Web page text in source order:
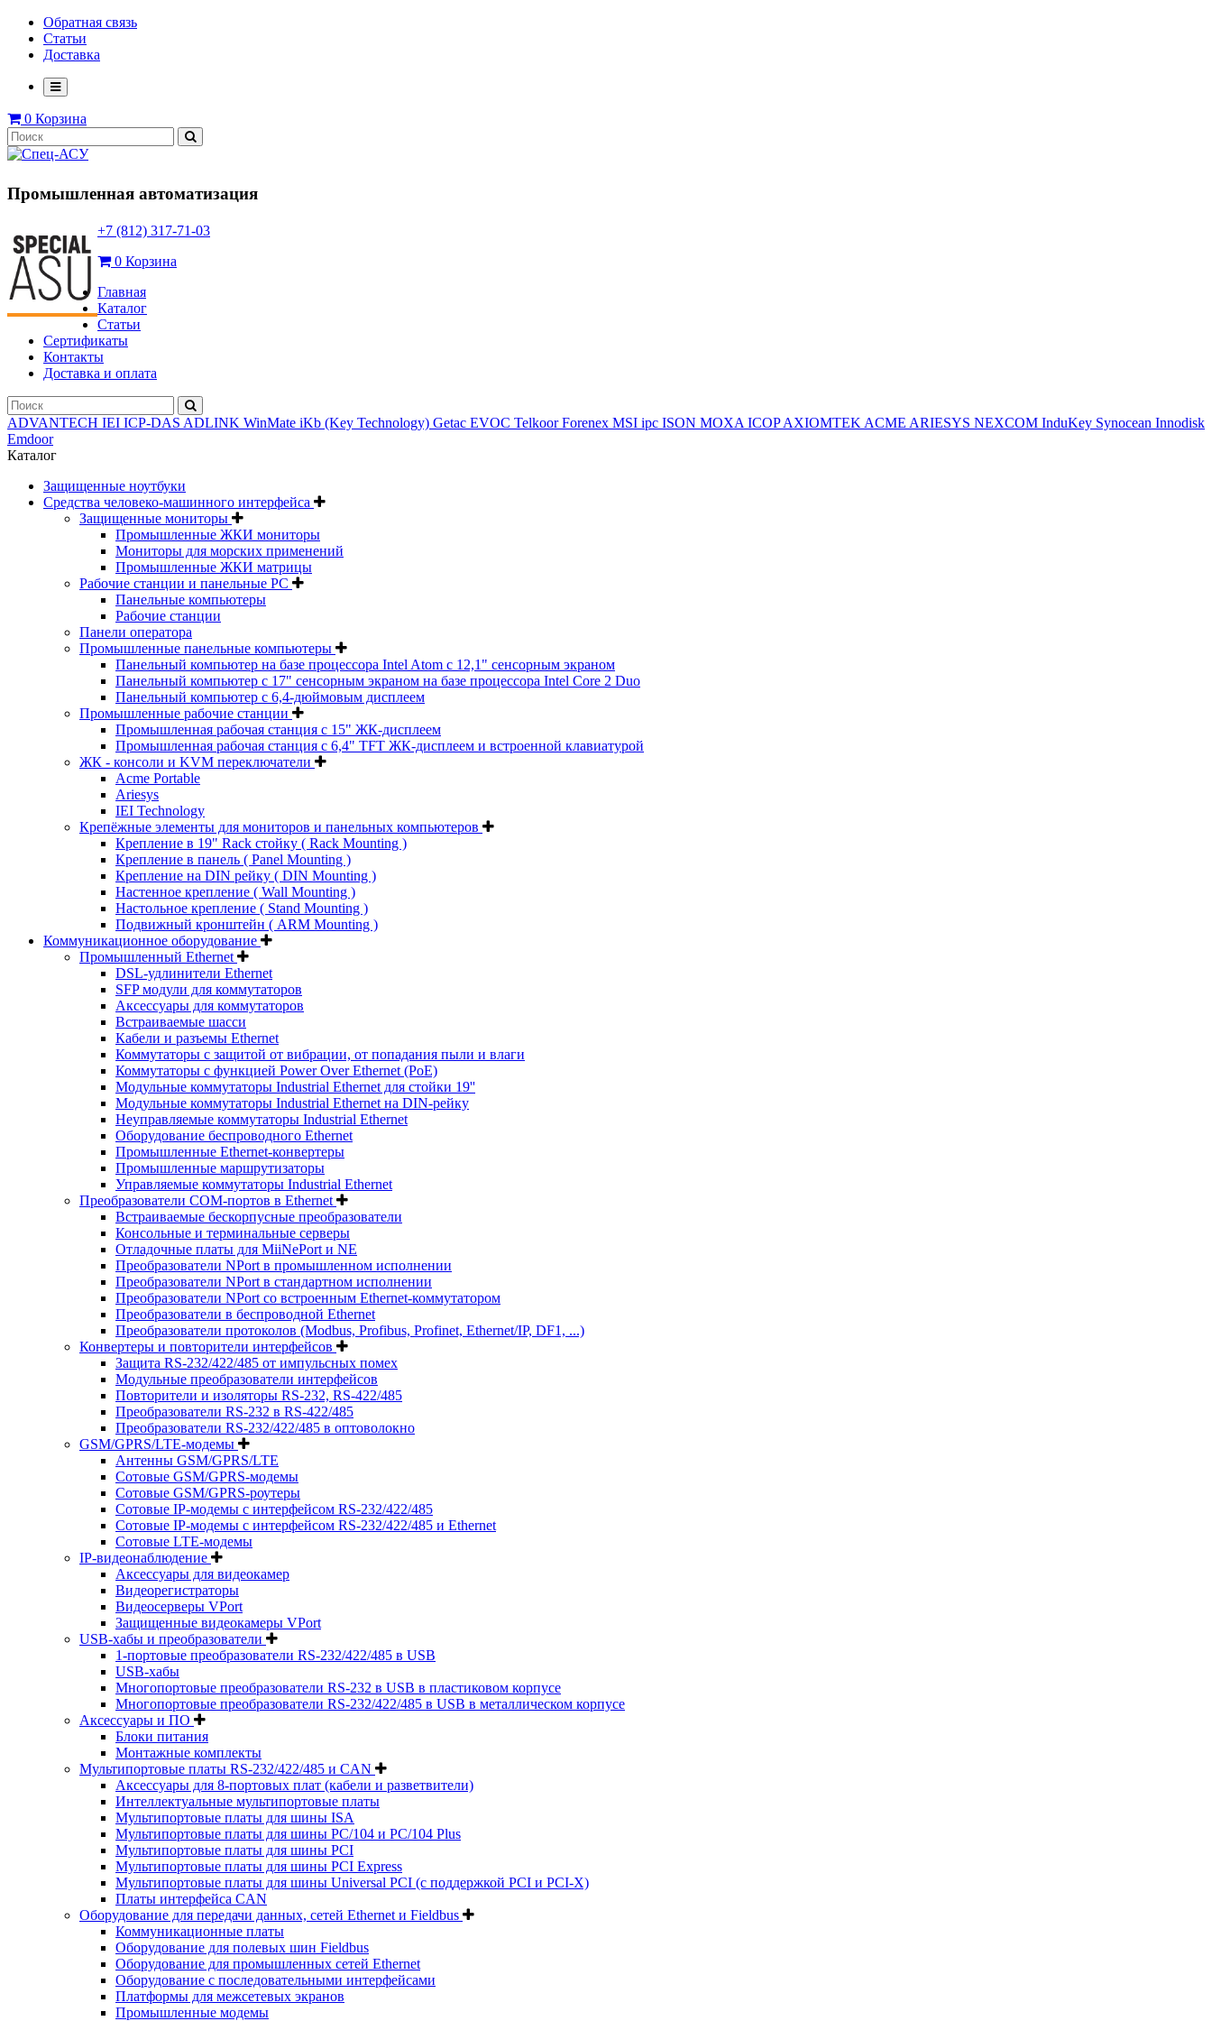
Обратная связь
Статьи
Доставка
0 Корзина
Промышленная автоматизация
+7 (812) 317-71-03
0 Корзина
Главная
Каталог
Статьи
Сертификаты
Контакты
Доставка и оплата
ADVANTECH IEI ICP-DAS ADLINK WinMate iKb (Key Technology) Getac EVOC TelkoorForenex MSI ipc ISON MOXA ICOPAXIOMTEK ACME ARIESYS NEXCOM InduKey Synocean Innodisk
Emdoor
Каталог
Защищенные ноутбуки
Средства человеко-машинного интерфейса
Защищенные мониторы
Промышленные ЖКИ мониторы
Мониторы для морских применений
Промышленные ЖКИ матрицы
Рабочие станции и панельные РС
Панельные компьютеры
Рабочие станции
Панели оператора
Промышленные панельные компьютеры
Панельный компьютер на базе процессора Intel Atom с 12,1" сенсорным экраном
Панельный компьютер с 17" сенсорным экраном на базе процессора Intel Core 2 Duo
Панельный компьютер с 6,4-дюймовым дисплеем
Промышленные рабочие станции
Промышленная рабочая станция с 15" ЖК-дисплеем
Промышленная рабочая станция с 6,4" TFT ЖК-дисплеем и встроенной клавиатурой
ЖК - консоли и KVM переключатели
Acme Portable
Ariesys
IEI Technology
Крепёжные элементы для мониторов и панельных компьютеров
Крепление в 19" Rack стойку ( Rack Mounting )
Крепление в панель ( Panel Mounting )
Крепление на DIN рейку ( DIN Mounting )
Настенное крепление ( Wall Mounting )
Настольное крепление ( Stand Mounting )
Подвижный кронштейн ( ARM Mounting )
Коммуникационное оборудование
Промышленный Ethernet
DSL-удлинители Ethernet
SFP модули для коммутаторов
Аксессуары для коммутаторов
Встраиваемые шасси
Кабели и разъемы Ethernet
Коммутаторы с защитой от вибрации, от попадания пыли и влаги
Коммутаторы с функцией Power Over Ethernet (PoE)
Модульные коммутаторы Industrial Ethernet для стойки 19''
Модульные коммутаторы Industrial Ethernet на DIN-рейку
Неуправляемые коммутаторы Industrial Ethernet
Оборудование беспроводного Ethernet
Промышленные Ethernet-конвертеры
Промышленные маршрутизаторы
Управляемые коммутаторы Industrial Ethernet
Преобразователи COM-портов в Ethernet
Встраиваемые бескорпусные преобразователи
Консольные и терминальные серверы
Отладочные платы для MiiNePort и NE
Преобразователи NPort в промышленном исполнении
Преобразователи NPort в стандартном исполнении
Преобразователи NPort со встроенным Ethernet-коммутатором
Преобразователи в беспроводной Ethernet
Преобразователи протоколов (Modbus, Profibus, Profinet, Ethernet/IP, DF1, ...)
Конвертеры и повторители интерфейсов
Защита RS-232/422/485 от импульсных помех
Модульные преобразователи интерфейсов
Повторители и изоляторы RS-232, RS-422/485
Преобразователи RS-232 в RS-422/485
Преобразователи RS-232/422/485 в оптоволокно
GSM/GPRS/LTE-модемы
Антенны GSM/GPRS/LTE
Сотовые GSM/GPRS-модемы
Сотовые GSM/GPRS-роутеры
Сотовые IP-модемы с интерфейсом RS-232/422/485
Сотовые IP-модемы с интерфейсом RS-232/422/485 и Ethernet
Сотовые LTE-модемы
IP-видеонаблюдение
Аксессуары для видеокамер
Видеорегистраторы
Видеосерверы VPort
Защищенные видеокамеры VPort
USB-хабы и преобразователи
1-портовые преобразователи RS-232/422/485 в USB
USB-хабы
Многопортовые преобразователи RS-232 в USB в пластиковом корпусе
Многопортовые преобразователи RS-232/422/485 в USB в металлическом корпусе
Аксессуары и ПО
Блоки питания
Монтажные комплекты
Мультипортовые платы RS-232/422/485 и CAN
Аксессуары для 8-портовых плат (кабели и разветвители)
Интеллектуальные мультипортовые платы
Мультипортовые платы для шины ISA
Мультипортовые платы для шины PC/104 и PC/104 Plus
Мультипортовые платы для шины PCI
Мультипортовые платы для шины PCI Express
Мультипортовые платы для шины Universal PCI (с поддержкой PCI и PCI-X)
Платы интерфейса CAN
Оборудование для передачи данных, сетей Ethernet и Fieldbus
Коммуникационные платы
Оборудование для полевых шин Fieldbus
Оборудование для промышленных сетей Ethernet
Оборудование с последовательными интерфейсами
Платформы для межсетевых экранов
Промышленные модемы